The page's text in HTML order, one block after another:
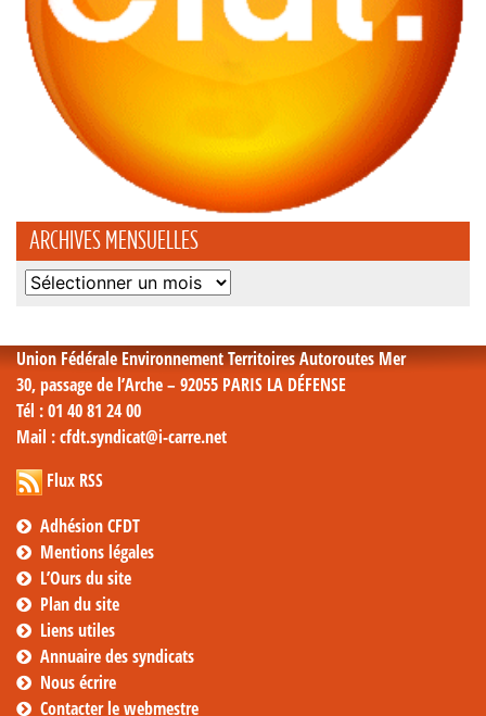
ARCHIVES MENSUELLES
Archives
Union Fédérale Environnement Territoires Autoroutes Mer
30, passage de l’Arche – 92055 PARIS LA DÉFENSE
Tél : 01 40 81 24 00
Mail : cfdt.syndicat@i-carre.net
Flux RSS
Adhésion CFDT
Mentions légales
L’Ours du site
Plan du site
Liens utiles
Annuaire des syndicats
Nous écrire
Contacter le webmestre